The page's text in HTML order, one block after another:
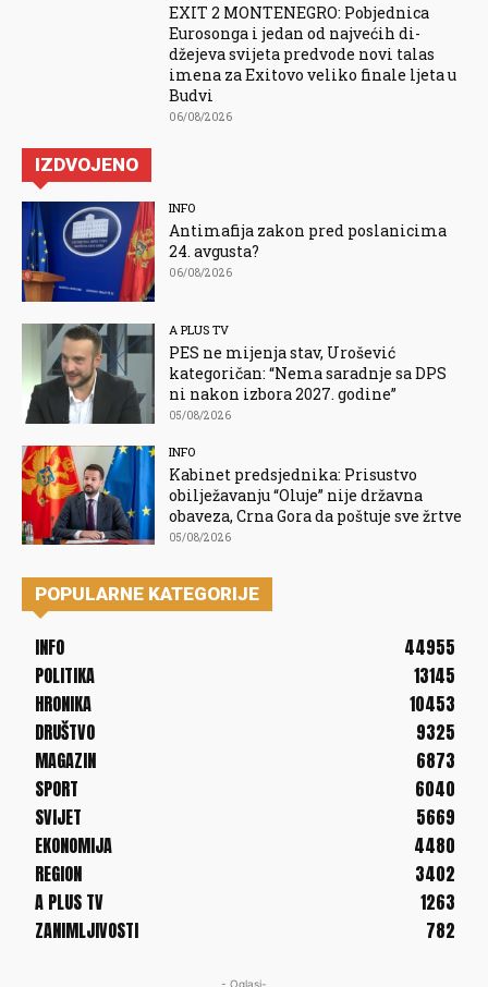
EXIT 2 MONTENEGRO: Pobjednica
Eurosonga i jedan od najvećih di-
džejeva svijeta predvode novi talas
imena za Exitovo veliko finale ljeta u
Budvi
06/08/2026
IZDVOJENO
INFO
Antimafija zakon pred poslanicima
24. avgusta?
06/08/2026
A PLUS TV
PES ne mijenja stav, Urošević
kategoričan: “Nema saradnje sa DPS
ni nakon izbora 2027. godine”
05/08/2026
INFO
Kabinet predsjednika: Prisustvo
obilježavanju “Oluje” nije državna
obaveza, Crna Gora da poštuje sve žrtve
05/08/2026
POPULARNE KATEGORIJE
INFO
44955
POLITIKA
13145
HRONIKA
10453
DRUŠTVO
9325
MAGAZIN
6873
SPORT
6040
SVIJET
5669
EKONOMIJA
4480
REGION
3402
A PLUS TV
1263
ZANIMLJIVOSTI
782
- Oglasi-